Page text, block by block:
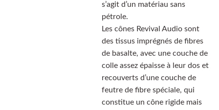
s’agit d’un matériau sans
pétrole.
Les cônes Revival Audio sont
des tissus imprégnés de fibres
de basalte, avec une couche de
colle assez épaisse à leur dos et
recouverts d’une couche de
feutre de fibre spéciale, qui
constitue un cône rigide mais